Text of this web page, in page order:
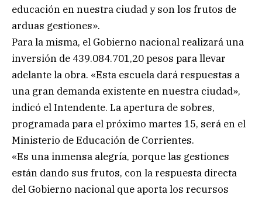
educación en nuestra ciudad y son los frutos de
arduas gestiones».
Para la misma, el Gobierno nacional realizará una
inversión de 439.084.701,20 pesos para llevar
adelante la obra. «Esta escuela dará respuestas a
una gran demanda existente en nuestra ciudad»,
indicó el Intendente. La apertura de sobres,
programada para el próximo martes 15, será en el
Ministerio de Educación de Corrientes.
«Es una inmensa alegría, porque las gestiones
están dando sus frutos, con la respuesta directa
del Gobierno nacional que aporta los recursos